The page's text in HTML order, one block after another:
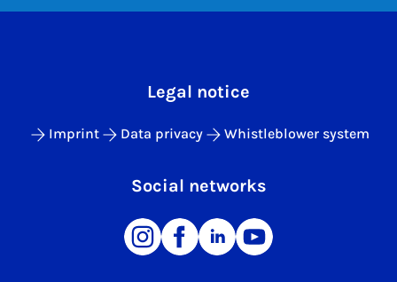
Legal notice
Imprint Data privacy Whistleblower system
Social networks